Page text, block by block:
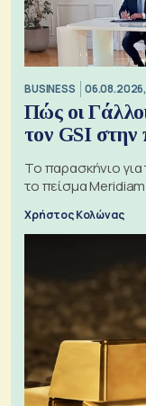
BUSINESS
Πώς οι
τον GSI στην
Το παρασκήνιο
το πείσμα
Χρήστος Κολώνας